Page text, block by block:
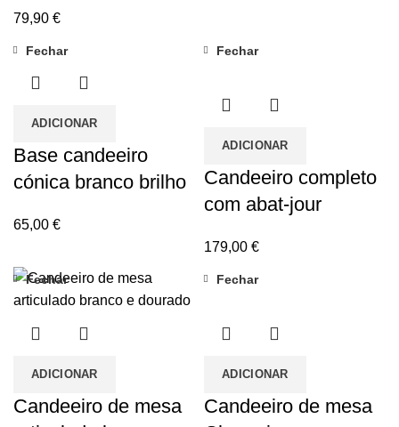
79,90 €
ADICIONAR
Fechar
Base candeeiro
cónica branco brilho
65,00 €
ADICIONAR
Fechar
Candeeiro completo
com abat-jour
179,00 €
ADICIONAR
Fechar
Candeeiro de mesa
ADICIONAR
Fechar
Candeeiro de mesa